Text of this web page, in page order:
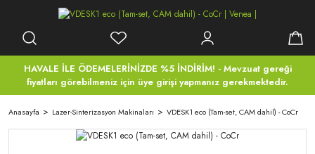
HAVALE İLE ÖDEMELERİNİZDE %5 İNDİRİM! - Mevzuat gereği
fiyatları görebilmeniz için üye girişi yapmanız gerekmektedir.
Anasayfa Lazer-Sinterizasyon Makinaları VDESK1 eco (Tam-set, CAM dahil) - CoCr